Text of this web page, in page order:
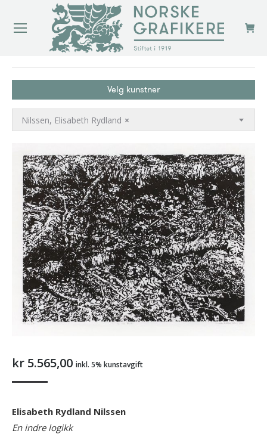
Velg kunstner
×
Nilssen, Elisabeth Rydland
kr 5.565,00 inkl. 5% kunstavgift
Elisabeth Rydland Nilssen
En indre logikk